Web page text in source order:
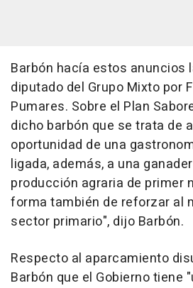
Barbón hacía estos anuncios
diputado del Grupo Mixto por
Pumares. Sobre el Plan
dicho barbón que se trata de
oportunidad de una
ligada, además, a una
producción agraria de primer
forma también de reforzar al
sector primario", dijo Barbón.
Respecto al aparcamiento
Barbón que el Gobierno tiene